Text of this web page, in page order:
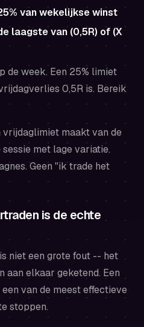
van wekelijkse winst
laagste van (0,5R) of (X
de week. Een 25% limiet
0,5R is. Bereik
vrijdaglimiet maakt van de
met lage variatie.
Geen "ik trade het
is de echte
niet een grote fout -- het
aan elkaar geketend. Een
een van de meest effectieve
stoppen.